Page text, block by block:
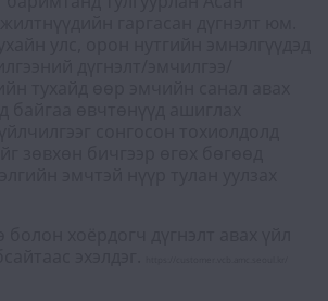
гаргасан дүгнэлт юм.
улс, орон нутгийн эмнэлгүүдэд
дүгнэлт/эмчилгээ/
тухайд өөр эмчийн санал авах
байгаа өвчтөнүүд ашиглах
сонгосон тохиолдолд
зөвхөн бичгээр өгөх бөгөөд
эмчтэй нүүр тулан уулзах
хоёрдогч дүгнэлт авах үйл
эхэлдэг.